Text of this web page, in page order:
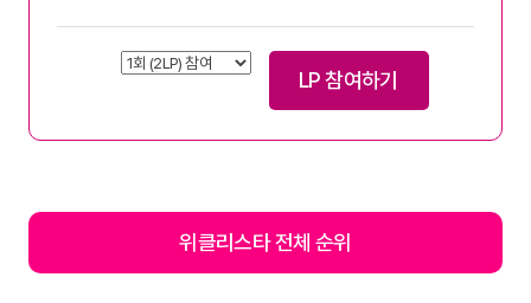
LP 참여하기
위클리스타 전체 순위